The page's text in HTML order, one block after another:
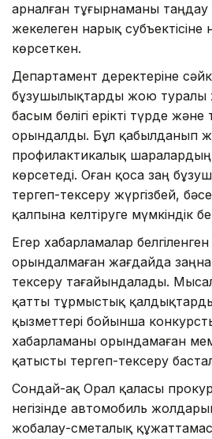
арналған тұғырнаманы
жекелеген нарық субъектісіне
көрсеткен.
Департамент деректеріне
бұзушылықтарды жою туралы
басым бөлігі ерікті түрде
орындалды. Бұл қабылданып
профилактикалық шаралардың
көрсетеді. Оған қоса заң
тергеп-тексеру жүргізбей,
қалпына келтіруге мүмкіндік
Егер хабарламалар
орындалмаған жағдайда
тексеру тағайындалады.
қатты тұрмыстық
қызметтері бойынша
хабарламаны орындамаған
қатысты тергеп-тексеру
Сондай-ақ Орал қаласы
негізінде автомобиль
жобалау-сметалық